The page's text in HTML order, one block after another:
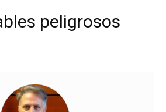
peligrosos